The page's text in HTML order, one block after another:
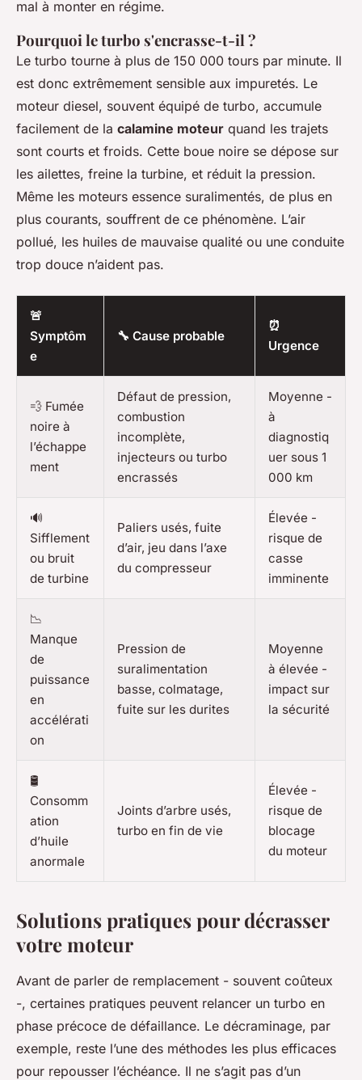
mal à monter en régime.
Pourquoi le turbo s'encrasse-t-il ?
Le turbo tourne à plus de 150 000 tours par minute. Il
est donc extrêmement sensible aux impuretés. Le
moteur diesel, souvent équipé de turbo, accumule
facilement de la calamine moteur quand les trajets
sont courts et froids. Cette boue noire se dépose sur
les ailettes, freine la turbine, et réduit la pression.
Même les moteurs essence suralimentés, de plus en
plus courants, souffrent de ce phénomène. L’air
pollué, les huiles de mauvaise qualité ou une conduite
trop douce n’aident pas.
🚨
Symptôm
e
🔧 Cause probable
⏰
Urgence
💨 Fumée
noire à
l’échappe
ment
Défaut de pression,
combustion
incomplète,
injecteurs ou turbo
encrassés
Moyenne -
à
diagnostiq
uer sous 1
000 km
🔊
Sifflement
ou bruit
de turbine
Paliers usés, fuite
d’air, jeu dans l’axe
du compresseur
Élevée -
risque de
casse
imminente
📉
Manque
de
puissance
en
accélérati
on
Pression de
suralimentation
basse, colmatage,
fuite sur les durites
Moyenne
à élevée -
impact sur
la sécurité
🛢
Consomm
ation
d’huile
anormale
Joints d’arbre usés,
turbo en fin de vie
Élevée -
risque de
blocage
du moteur
Solutions pratiques pour décrasser
votre moteur
Avant de parler de remplacement - souvent coûteux
-, certaines pratiques peuvent relancer un turbo en
phase précoce de défaillance. Le décraminage, par
exemple, reste l’une des méthodes les plus efficaces
pour repousser l’échéance. Il ne s’agit pas d’un